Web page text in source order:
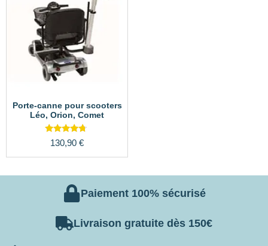
Porte-canne pour scooters
Léo, Orion, Comet
Note
4.50
sur 5
130,90 €
Paiement 100% sécurisé
Livraison gratuite dès 150€